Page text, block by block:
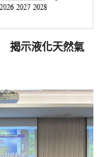
揭示液化天然氣